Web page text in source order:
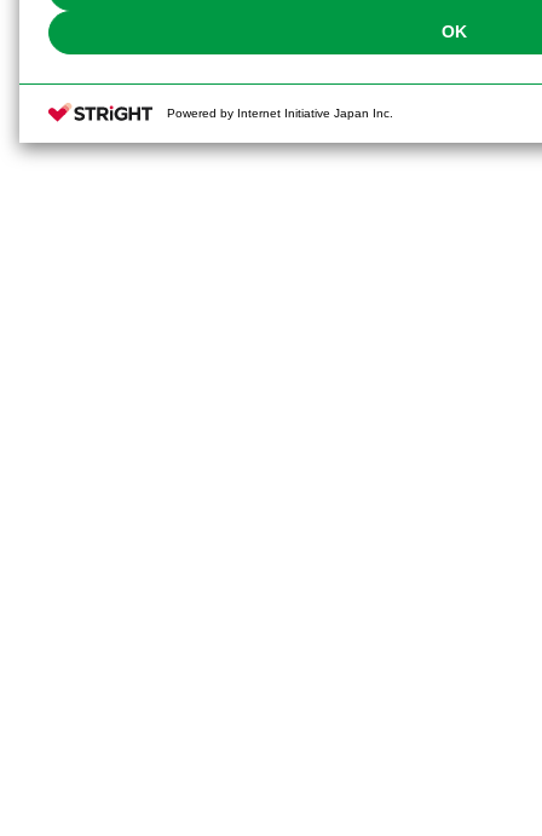
OK
Powered by Internet Initiative Japan Inc.